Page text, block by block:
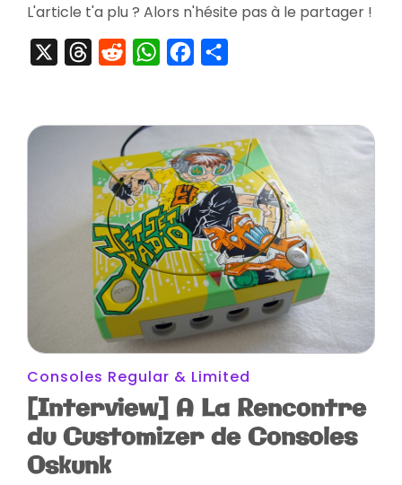
L'article t'a plu ? Alors n'hésite pas à le partager !
ThreadsRedditWhatsAppFacebook
Consoles Regular & Limited
[Interview] A La Rencontre
du Customizer de Consoles
Oskunk